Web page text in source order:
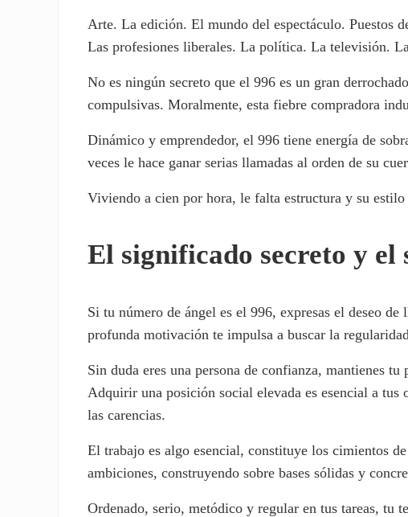
Arte. La edición. El mundo del espectáculo. Puestos
Las profesiones liberales. La política. La televisión.
No es ningún secreto que el 996 es un gran
compulsivas. Moralmente, esta fiebre compradora
Dinámico y emprendedor, el 996 tiene energía de
veces le hace ganar serias llamadas al orden de su
Viviendo a cien por hora, le falta estructura y su
El significado secreto y el
Si tu número de ángel es el 996, expresas el deseo
profunda motivación te impulsa a buscar la
Sin duda eres una persona de confianza, mantienes
Adquirir una posición social elevada es esencial a tus
las carencias.
El trabajo es algo esencial, constituye los cimientos
ambiciones, construyendo sobre bases sólidas y
Ordenado, serio, metódico y regular en tus tareas, tu